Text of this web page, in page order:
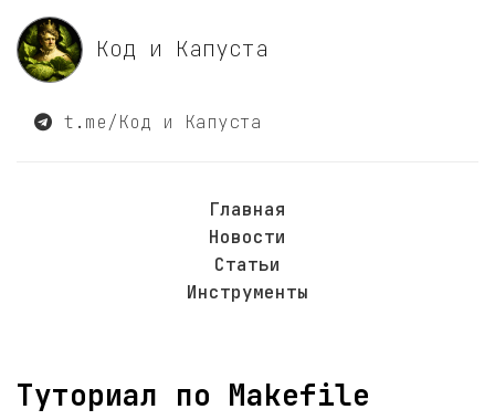
Код и Капуста
t.me/Код и Капуста
Главная
Новости
Статьи
Инструменты
Туториал по Makefile